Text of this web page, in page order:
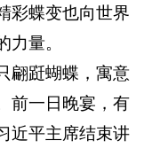
彩蝶变也向世界
力量。
翩跹蝴蝶，寓意
前一日晚宴，有
近平主席结束讲